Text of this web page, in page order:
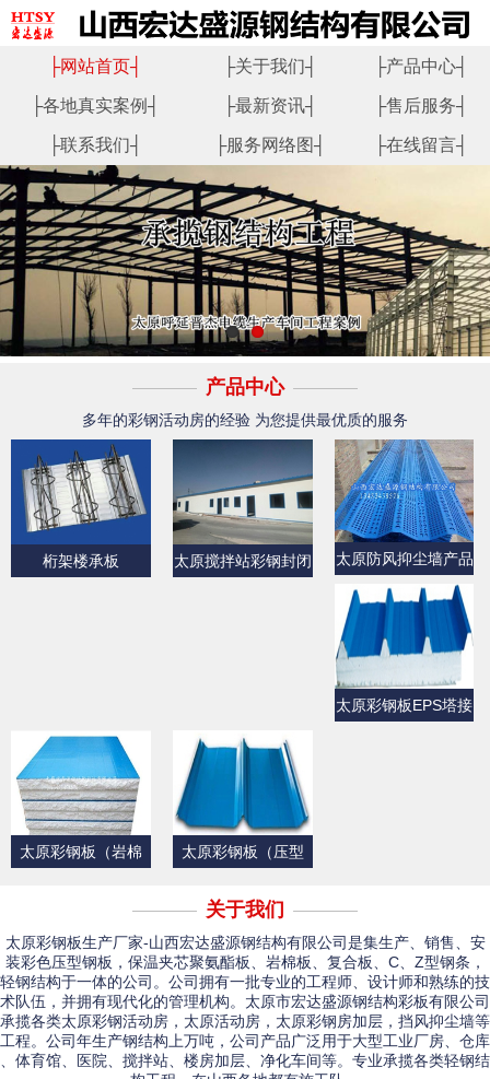
├网站首页┤ ├关于我们┤ ├产品中心┤
├各地真实案例┤ ├最新资讯┤ ├售后服务┤
├联系我们┤ ├服务网络图┤ ├在线留言┤
产品中心
多年的彩钢活动房的经验 为您提供最优质的服务
桁架楼承板
太原搅拌站彩钢封闭
太原防风抑尘墙产品
展示
太原彩钢板EPS塔接
太原彩钢板（岩棉
太原彩钢板（压型
关于我们
太原彩钢板生产厂家-山西宏达盛源钢结构有限公司是集生产、销售、安
装彩色压型钢板，保温夹芯聚氨酯板、岩棉板、复合板、C、Z型钢条，
轻钢结构于一体的公司。公司拥有一批专业的工程师、设计师和熟练的技
术队伍，并拥有现代化的管理机构。太原市宏达盛源钢结构彩板有限公司
承揽各类太原彩钢活动房，太原活动房，太原彩钢房加层，挡风抑尘墙等
工程。公司年生产钢结构上万吨，公司产品广泛用于大型工业厂房、仓库
、体育馆、医院、搅拌站、楼房加层、净化车间等。专业承揽各类轻钢结